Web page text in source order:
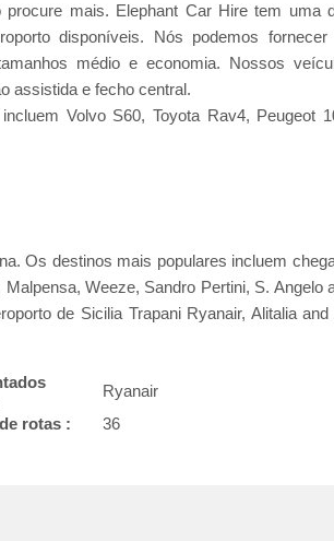
mais. Elephant Car Hire tem uma
disponíveis. Nós podemos fornecer
médio e economia. Nossos
assistida e fecho central.
Volvo S60, Toyota Rav4, Peugeot
Os destinos mais populares incluem
Weeze, Sandro Pertini, S. Angelo
de Sicilia Trapani Ryanair, Alitalia and
Ryanair
rotas : 36